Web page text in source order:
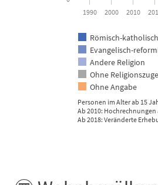
Personen im Alter ab 15
Ab 2010:
Ab 2018: Veränderte
Römisch-katholisch
Evangelisch-
Andere Religion
Ohne
Ohne Angabe
1990 2000 2010